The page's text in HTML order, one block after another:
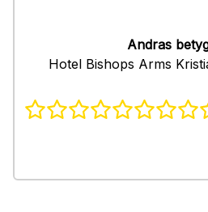
Andras
Hotel Bishops Arms